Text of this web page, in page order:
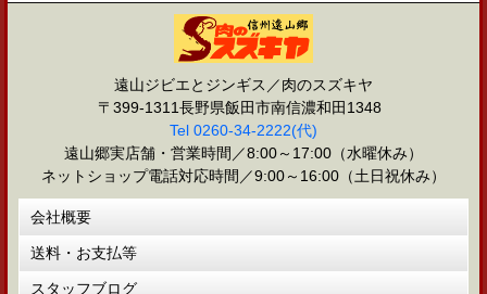
遠山ジビエとジンギス／肉のスズキヤ
〒399-1311長野県飯田市南信濃和田1348
Tel 0260-34-2222(代)
遠山郷実店舗・営業時間／8:00～17:00（水曜休み）
ネットショップ電話対応時間／9:00～16:00（土日祝休み）
会社概要
送料・お支払等
スタッフブログ